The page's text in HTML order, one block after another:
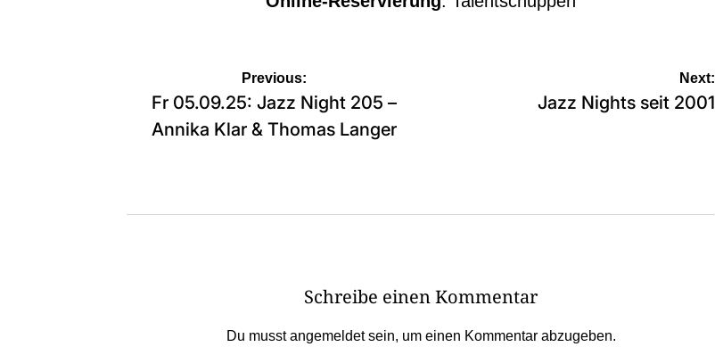
Beitragsnavigation
Previous:
Fr 05.09.25: Jazz Night 205 –
Annika Klar & Thomas Langer
Next:
Jazz Nights seit 2001
Schreibe einen Kommentar
Du musstangemeldetsein, um einen Kommentar abzugeben.